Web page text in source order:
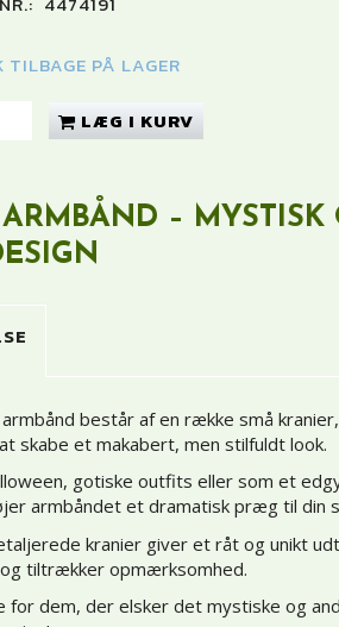
TILBAGE PÅ LAGER
LÆG I KURV
– MYSTISK
består af en række små
skabe et makabert, men stilfuldt look.
gotiske outfits eller som et
armbåndet et dramatisk præg til din
kranier giver et råt og unikt
tiltrækker opmærksomhed.
for dem, der elsker det mystiske og